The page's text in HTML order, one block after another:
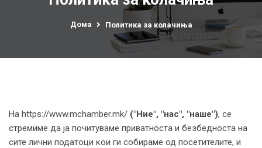
Дома Политика за колачиња
На https://www.mchamber.mk/ ("Ние", "нас", "наше"), се
стремиме да ја почитуваме приватноста и безбедноста на
сите лични податоци кои ги собираме од посетителите, и